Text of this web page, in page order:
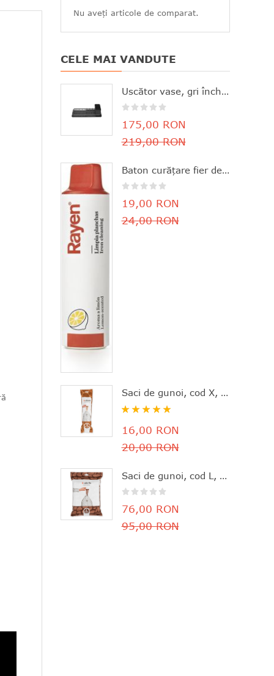
Nu aveți articole de comparat.
CELE MAI VANDUTE
Uscător vase, gri închis, aluminiu+plastic, 46.3x20x12.6 cm, Brabantia - 8710755117268
175,00 RON
219,00 RON
Baton curăţare fier de călcat, parfum de lămâie, 11.8x3 cm, Rayen - 8412955061630
19,00 RON
24,00 RON
Saci de gunoi, cod X, 20 bucăţi, 10-12 l, Brabantia - 8710755116728
Rating:
16,00 RON
20,00 RON
Saci de gunoi, cod L, 40 bucăţi, 40-45 l, Brabantia - 8710755138645
76,00 RON
95,00 RON